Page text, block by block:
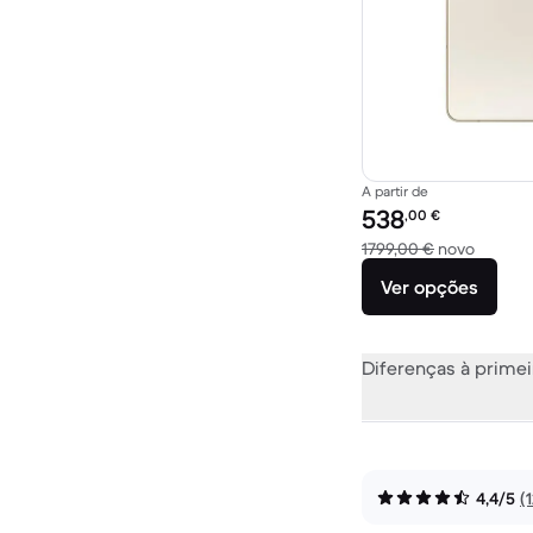
A partir de
Preço recondicionado:
538,00 €
1799,00 € novoVersus
Ver opções
Diferenças à
4,4/5